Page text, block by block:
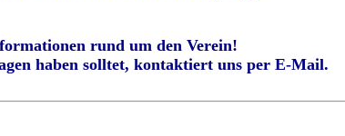
rund um den Verein!
haben solltet, kontaktiert uns per E-Mail.